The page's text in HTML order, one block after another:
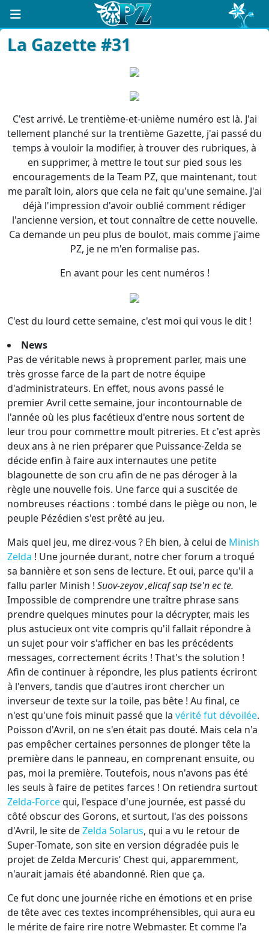
La Gazette #31
C'est arrivé. Le trentième-et-unième numéro est là. J'ai
tellement planché sur la trentième Gazette, j'ai passé du
temps à vouloir la modifier, à trouver des rubriques, à
en supprimer, à mettre le tout sur pied sous les
encouragements de la Team PZ, que maintenant, tout
me paraît loin, alors que cela ne fait qu'une semaine. J'ai
déjà l'impression d'avoir oublié comment rédiger
l'ancienne version, et tout connaître de cette nouvelle.
Ca demande un peu plus de boulot, mais comme j'aime
PZ, je ne m'en formalise pas.
En avant pour les cent numéros !
C'est du lourd cette semaine, c'est moi qui vous le dit !
News
Pas de véritable news à proprement parler, mais une
très grosse farce de la part de notre équipe
d'administrateurs. En effet, nous avons passé le
premier Avril cette semaine, jour incontournable de
l'année où les plus facétieux d'entre nous sortent de
leur trou pour commettre moult pitreries. Et c'est après
deux ans à ne rien préparer que Puissance-Zelda se
décide enfin à faire aux internautes une petite
blagounette de son cru afin de ne pas déroger à la
règle une nouvelle fois. Une farce qui a suscitée de
nombreuses réactions : tombé dans le piège ou non, le
peuple Pézédien s'est prêté au jeu.
Mais quel jeu, me direz-vous ? Eh bien, à celui de Minish
Zelda ! Une journée durant, notre cher forum a troqué
sa bannière et son sens de lecture. Et oui, parce qu'il a
fallu parler Minish ! Suov-zeyov ,elicaf sap tse'n ec te.
Impossible de comprendre une traître phrase sans
prendre quelques minutes pour la décrypter, mais les
plus astucieux ont vite compris qu'il fallait répondre à
un sujet pour voir s'afficher en bas les précédents
messages, correctement écrits ! That's the solution !
Afin de continuer à répondre, les plus patients écriront
à l'envers, tandis que d'autres iront chercher un
inverseur de texte sur la toile, pas bête ! Au final, ce
n'est qu'une fois minuit passé que la vérité fut dévoilée.
Poisson d'Avril, on ne s'en était pas douté. Mais cela n'a
pas empêcher certaines personnes de plonger tête la
première dans le panneau, en comprenant ensuite, ou
pas, moi la première. Toutefois, nous n'avons pas été
les seuls à faire de petites farces ! On retiendra surtout
Zelda-Forcequi, l'espace d'une journée, est passé du
côté obscur des Gorons, et surtout, l'as des poissons
d'Avril, le site deZelda Solarus, qui a vu le retour de
Super-Tomate, son site en version dégradée puis le
projet de Zelda Mercuris’ Chest qui, apparemment,
n'aurait jamais été abandonné. Rien que ça.
Ce fut donc une journée riche en émotions et en prise
de tête avec ces textes incompréhensibles, qui aura eu
le mérite de faire rire notre Webmaster. Et comme l'a